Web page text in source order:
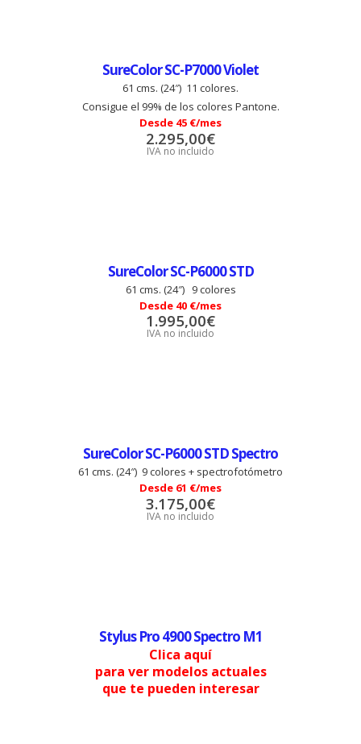
SureColor SC-P7000 Violet
61 cms. (24″) 11 colores.
Consigue el 99% de los colores Pantone.
Desde 45 €/mes
2.295,00€
IVA no incluido
SureColor SC-P6000 STD
61 cms. (24″) 9 colores
Desde 40 €/mes
1.995,00€
IVA no incluido
SureColor SC-P6000 STD Spectro
61 cms. (24″) 9 colores + spectrofotómetro
Desde 61 €/mes
3.175,00€
IVA no incluido
Stylus Pro 4900 Spectro M1
Clica aquí
para ver modelos actuales
que te pueden interesar